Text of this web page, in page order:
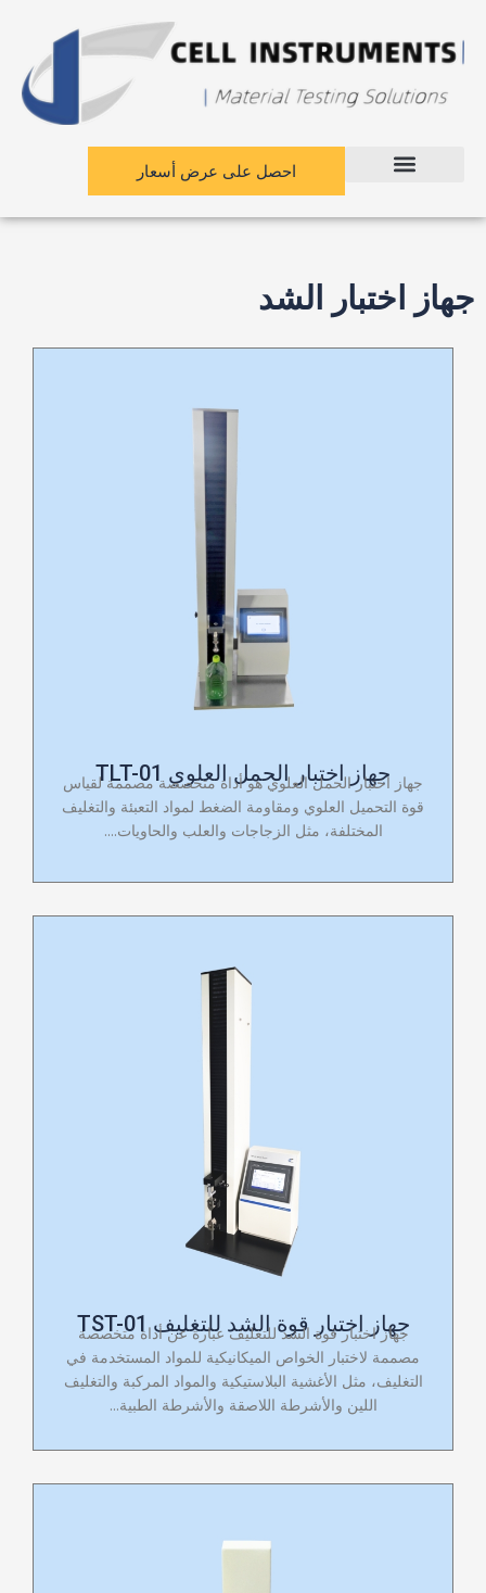
المحتوى
احصل على عرض أسعار
جهاز اختبار الشد
جهاز اختبار الحمل العلوي TLT-01
جهاز اختبار الحمل العلوي هو أداة متخصصة مصممة لقياس
قوة التحميل العلوي ومقاومة الضغط لمواد التعبئة والتغليف
المختلفة، مثل الزجاجات والعلب والحاويات....
جهاز اختبار قوة الشد للتغليف TST-01
جهاز اختبار قوة الشد للتغليف عبارة عن أداة متخصصة
مصممة لاختبار الخواص الميكانيكية للمواد المستخدمة في
التغليف، مثل الأغشية البلاستيكية والمواد المركبة والتغليف
اللين والأشرطة اللاصقة والأشرطة الطبية...